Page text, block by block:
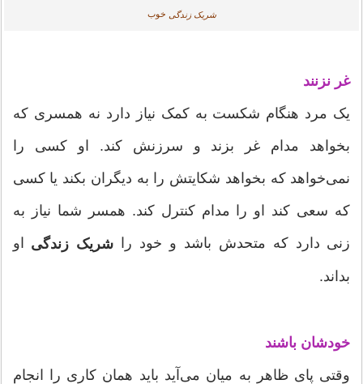
شریک زندگی خوب
غر نزنند
یک مرد هنگام شکست به کمک نیاز دارد نه همسری که
بخواهد مدام غر بزند و سرزنش کند. او کسی را
نمی‌خواهد که بخواهد شکایتش را به دیگران بکند یا کسی
که سعی کند او را مدام کنترل کند. همسر شما نیاز به
زنی دارد که متحدش باشد و خود را شریک زندگی او
بداند.
خودشان باشند
وقتی پای ظاهر به میان می‌آید باید همان کاری را انجام